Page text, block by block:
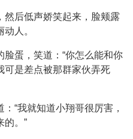
然后低声娇笑起来，脸颊露
人。
蛋，笑道：“你怎么能和你
可是差点被那群家伙弄死
“我就知道小翔哥很厉害，
的。”